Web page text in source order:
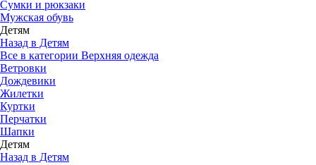
Сумки и рюкзаки
Мужская обувь
Детям
Назад в Детям
Все в категории Верхняя одежда
Ветровки
Дождевики
Жилетки
Куртки
Перчатки
Шапки
Детям
Назад в Детям